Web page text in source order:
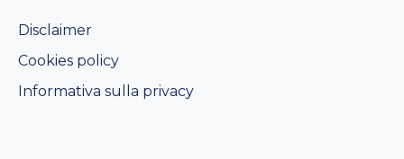
Disclaimer
Cookies policy
Informativa sulla privacy